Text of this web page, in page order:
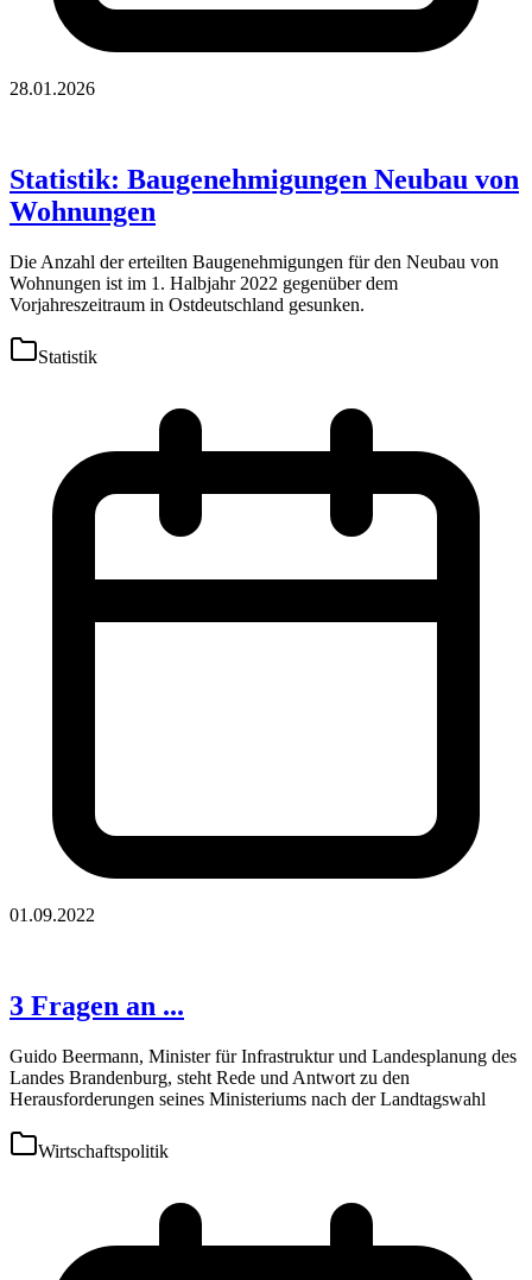
28.01.2026
Statistik: Baugenehmigungen Neubau von
Wohnungen
Die Anzahl der erteilten Baugenehmigungen für den Neubau von
Wohnungen ist im 1. Halbjahr 2022 gegenüber dem
Vorjahreszeitraum in Ostdeutschland gesunken.
Statistik
01.09.2022
3 Fragen an ...
Guido Beermann, Minister für Infrastruktur und Landesplanung des
Landes Brandenburg, steht Rede und Antwort zu den
Herausforderungen seines Ministeriums nach der Landtagswahl
Wirtschaftspolitik